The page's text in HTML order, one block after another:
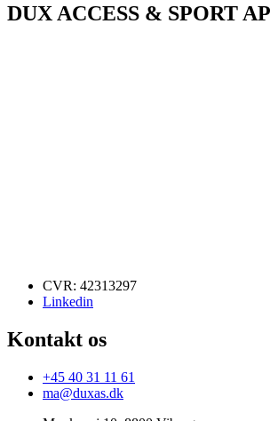
DUX ACCESS & SPORT
CVR: 42313297
Linkedin
Kontakt os
+45 40 31 11 61
ma@duxas.dk